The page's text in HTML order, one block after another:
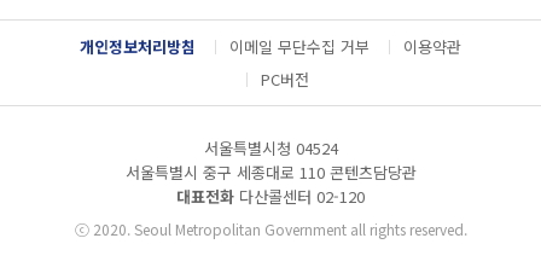
g
l
e
l
서
다
운
드
개인정보처리방침 이메일 무단수집 거부
이용약관
PC버전
서울특별시청 04524
서울특별시 중구 세종대로 110 콘텐츠담당관
대표전화 다산콜센터 02-120
ⓒ2020. Seoul Metropolitan Government all rights reserved.